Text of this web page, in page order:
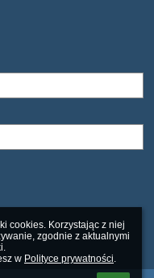
cookies. Korzystając z niej
zgodnie z aktualnymi
w Polityce prywatności.